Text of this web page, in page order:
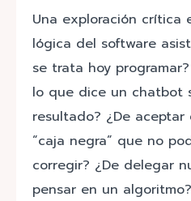
Una exploración crítica
lógica del software
se trata hoy
lo que dice un chatbot
resultado? ¿De
“caja negra” que no
corregir? ¿De delegar
pensar en un